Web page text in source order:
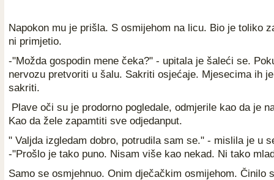
Napokon mu je prišla. S osmijehom na licu. Bio je toliko
ni primjetio.
-"Možda gospodin mene čeka?" - upitala je šaleći se.
nervozu pretvoriti u šalu. Sakriti osjećaje. Mjesecima ih
sakriti.
Plave oči su je prodorno pogledale, odmjerile kao da je
Kao da žele zapamtiti sve odjedanput.
" Valjda izgledam dobro, potrudila sam se." - mislila je u
-"Prošlo je tako puno. Nisam više kao nekad. Ni tako
Samo se osmjehnuo. Onim dječačkim osmijehom. Činilo